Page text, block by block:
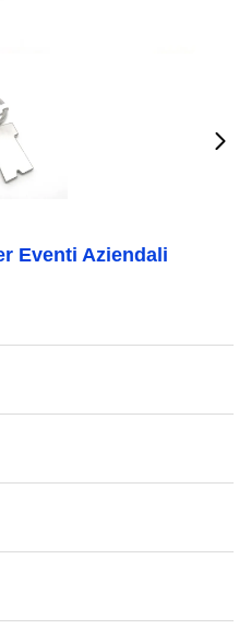
Eventi Aziendali